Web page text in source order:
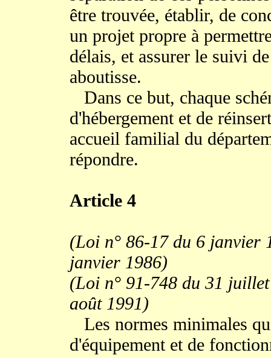
être trouvée, établir, de
un projet propre à
délais, et assurer le suivi
aboutisse.
Dans ce but, chaque
d'hébergement et de
accueil familial du
répondre.
Article 4
(Loi n° 86-17 du 6 janvier
janvier 1986)
(Loi n° 91-748 du 31
août 1991)
Les normes minimales
d'équipement et de